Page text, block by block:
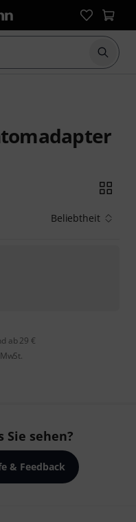
Suche
Beliebtheit
ab 29 €
Sie sehen?
& Feedback